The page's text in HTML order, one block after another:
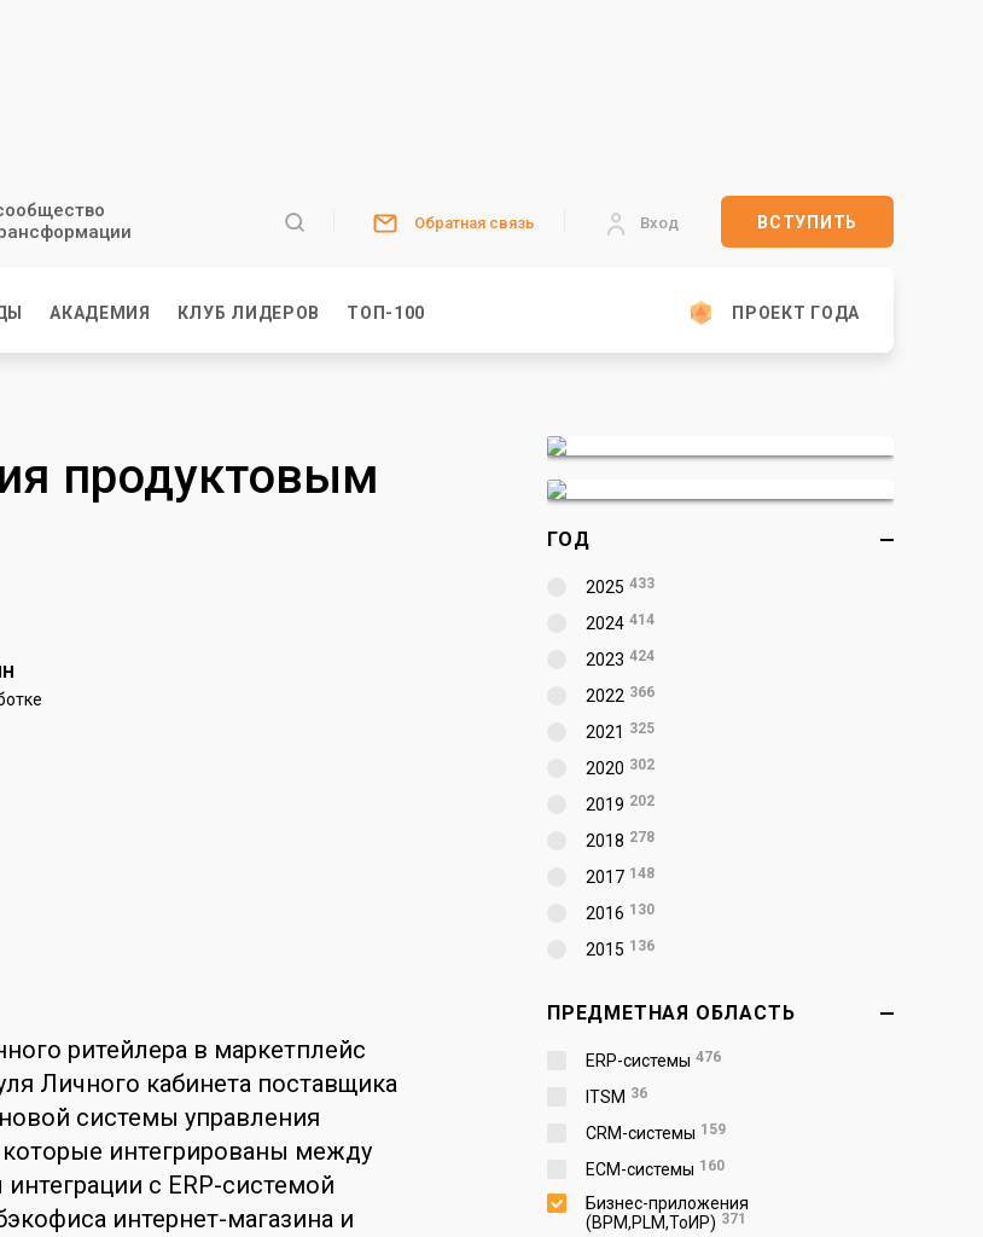
Обратная связь Вход ВСТУПИТЬ
АКАДЕМИЯ КЛУБ ЛИДЕРОВ ТОП-100 ПРОЕКТ ГОДА
продуктовым
ритейлера в маркетплейс
Личного кабинета поставщика
системы управления
интегрированы между
с ERP-системой
интернет-магазина и
ГОД
2025 433
2024 414
2023 424
2022 366
2021 325
2020 302
2019 202
2018 278
2017 148
2016 130
2015 136
ПРЕДМЕТНАЯ ОБЛАСТЬ
ERP-системы 476
ITSM 36
CRM-системы 159
ECM-системы 160
Бизнес-приложения
(BPM,PLM,ToИР) 371